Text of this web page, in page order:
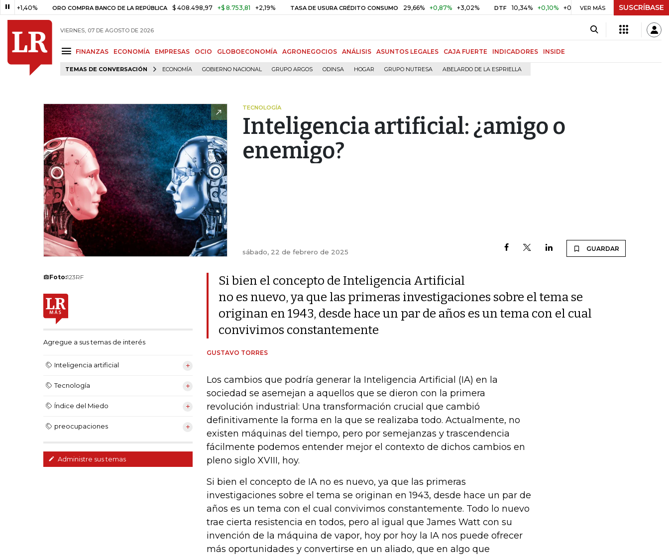
ORO COMPRA BANCO DE LA REPÚBLICA $ 408.498,97 +$ 8.753,81 +2,19% TASA DE USURA CRÉDITO CONSUMO 29,66% +0,87% +3,02% DTF 10,34% +0,10% +0,98% UVR $ 416,91 +$ 0,05 +0,01%
VER MÁS SUSCRÍBASE
VIERNES, 07 DE AGOSTO DE 2026
FINANZAS ECONOMÍA EMPRESAS OCIO GLOBOECONOMÍA AGRONEGOCIOS ANÁLISIS ASUNTOS LEGALES CAJA FUERTE INDICADORES INSIDE
TEMAS DE CONVERSACIÓN ECONOMÍA GOBIERNO NACIONAL GRUPO ARGOS ODINSA HOGAR GRUPO NUTRESA ABELARDO DE LA ESPRIELLA
TECNOLOGÍA
Inteligencia artificial: ¿amigo o
enemigo?
sábado, 22 de febrero de 2025 GUARDAR
Foto:123RF
Agregue a sus temas de interés
Inteligencia artificial
Tecnología
Índice del Miedo
preocupaciones
Administre sus temas
Si bien el concepto de Inteligencia Artificial
no es nuevo, ya que las primeras investigaciones sobre el tema se
originan en 1943, desde hace un par de años es un tema con el cual
convivimos constantemente
GUSTAVO TORRES
Los cambios que podría generar la Inteligencia Artificial (IA) en la
sociedad se asemejan a aquellos que se dieron con la primera
revolución industrial: Una transformación crucial que cambió
definitivamente la forma en la que se realizaba todo. Actualmente, no
existen máquinas del tiempo, pero por semejanzas y trascendencia
fácilmente podemos entender mejor el contexto de dichos cambios en
pleno siglo XVIII, hoy.
Si bien el concepto de IA no es nuevo, ya que las primeras
investigaciones sobre el tema se originan en 1943, desde hace un par de
años es un tema con el cual convivimos constantemente. Todo lo nuevo
trae cierta resistencia en todos, pero al igual que James Watt con su
invención de la máquina de vapor, hoy por hoy la IA nos puede ofrecer
más oportunidades y convertirse en un aliado, que en algo que